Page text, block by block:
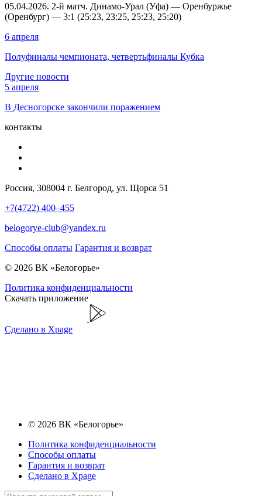
05.04.2026. 2-й матч. Динамо-Урал (Уфа) — Оренбуржье
(Оренбург) — 3:1 (25:23, 23:25, 25:23, 25:20)
6 апреля
Полуфиналы чемпионата, четвертьфиналы Кубка
Другие новости
5 апреля
В Десногорске закончили поражением
контакты
Россия, 308004 г. Белгород, ул. Щорса 51
+7(4722) 400–455
belogorye-club@yandex.ru
Способы оплаты Гарантия и возврат
© 2026 ВК «Белогорье»
Политика конфиденциальности
Скачать приложение
Сделано в Xpage
© 2026 ВК «Белогорье»
Политика конфиденциальности
Способы оплаты
Гарантия и возврат
Сделано в Xpage